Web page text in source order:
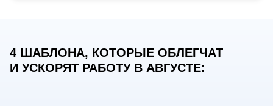
4 ШАБЛОНА, КОТОРЫЕ ОБЛЕГЧАТ
И УСКОРЯТ РАБОТУ В АВГУСТЕ: